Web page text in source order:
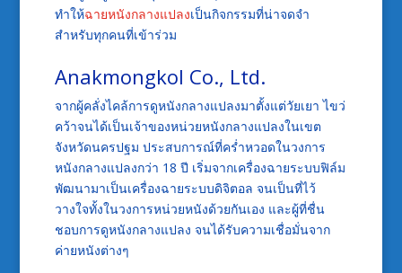
ทำให้ฉายหนังกลางแปลงเป็นกิจกรรมที่น่าจดจำ
สำหรับทุกคนที่เข้าร่วม
Anakmongkol Co., Ltd.
จากผู้คลั่งไคล้การดูหนังกลางแปลงมาตั้งแต่วัยเยา ไขว่
คว้าจนได้เป็นเจ้าของหน่วยหนังกลางแปลงในเขต
จังหวัดนครปฐม ประสบการณ์ที่คร่ำหวอดในวงการ
หนังกลางแปลงกว่า 18 ปี เริ่มจากเครื่องฉายระบบฟิล์ม
พัฒนามาเป็นเครื่องฉายระบบดิจิตอล จนเป็นที่ไว้
วางใจทั้งในวงการหน่วยหนังด้วยกันเอง และผู้ที่ชื่น
ชอบการดูหนังกลางแปลง จนได้รับความเชื่อมั่นจาก
ค่ายหนังต่างๆ